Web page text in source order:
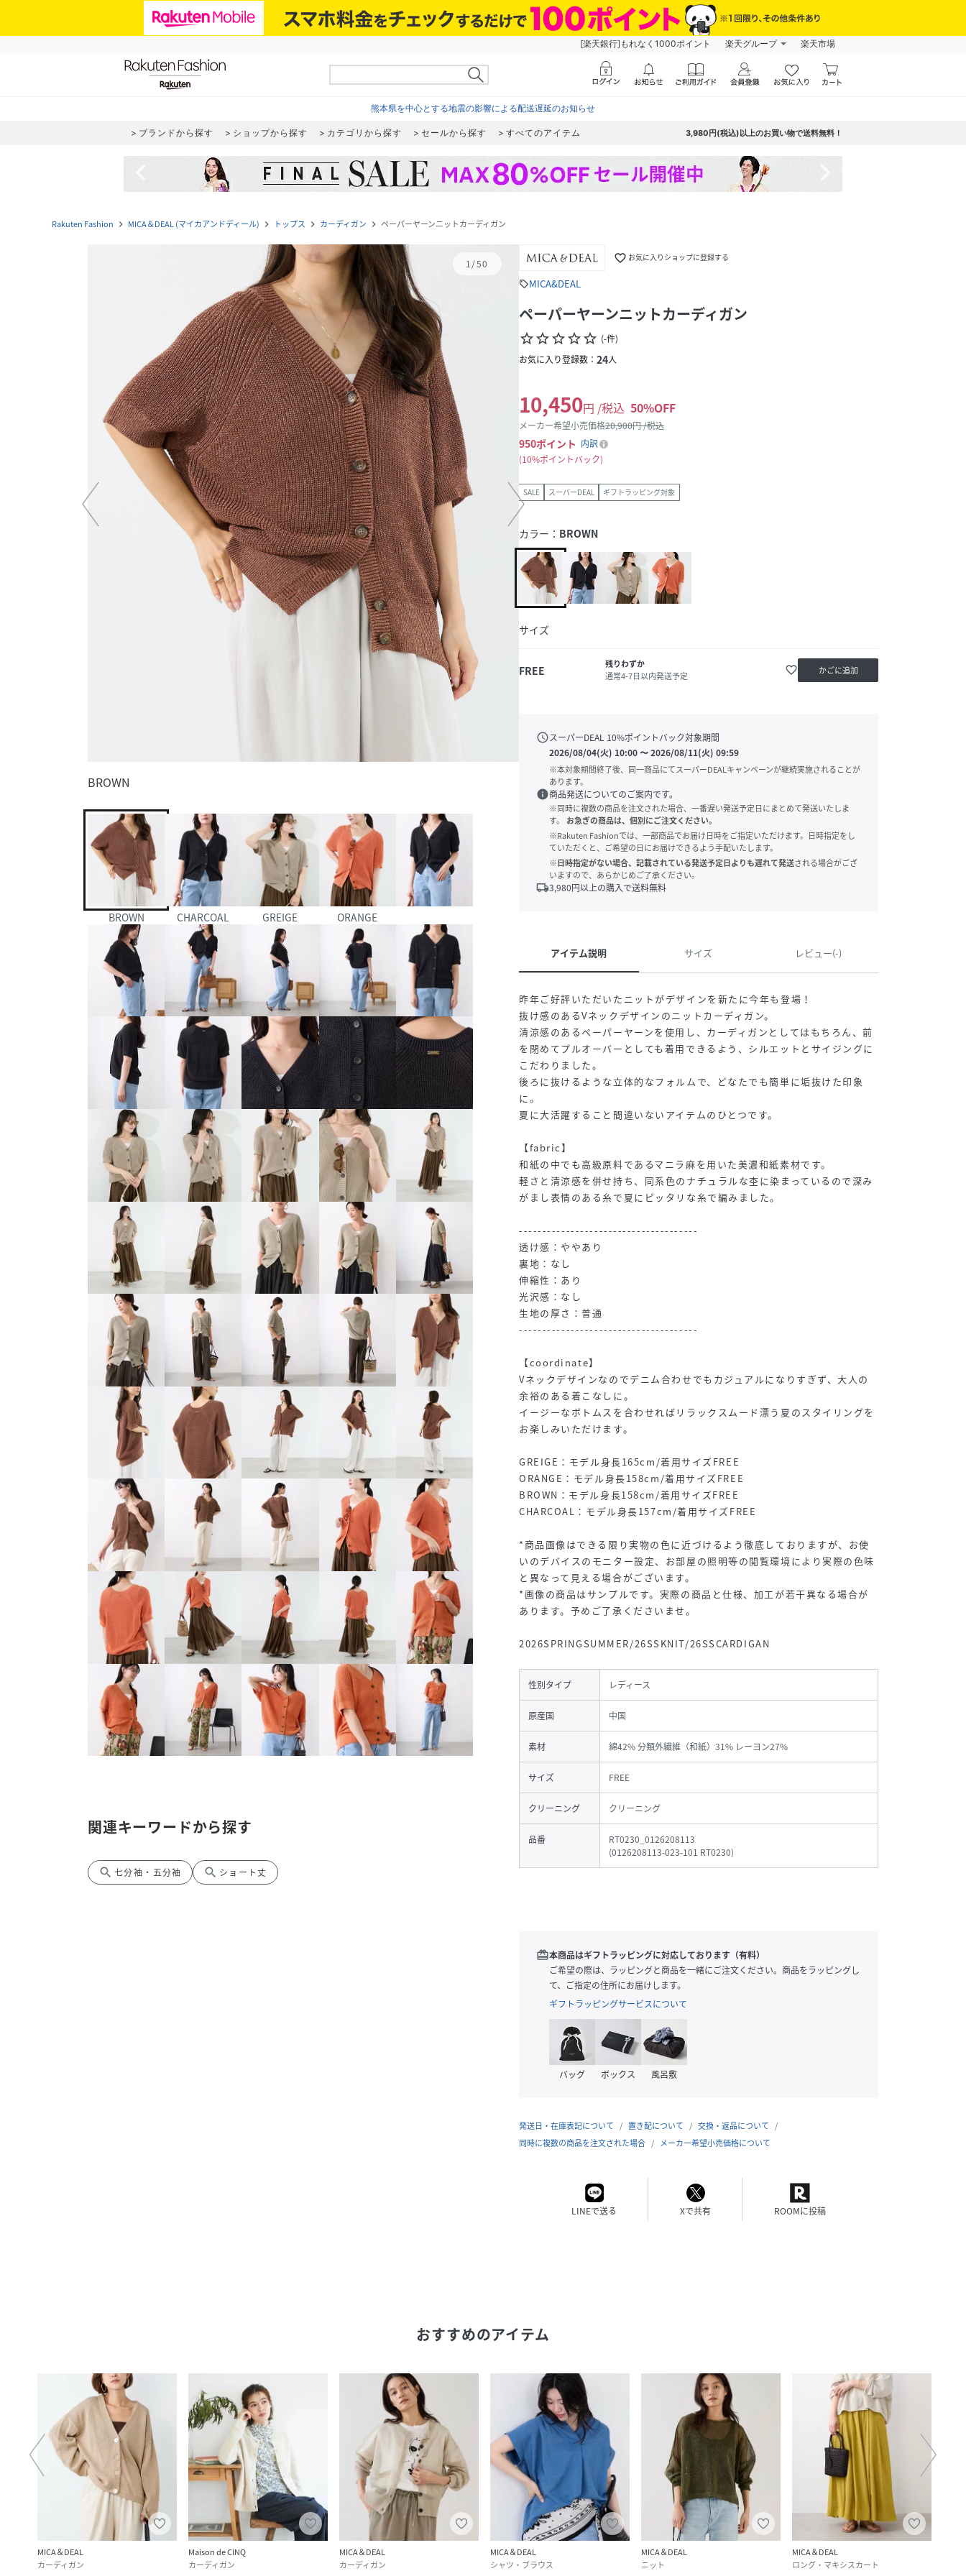
[楽天銀行]もれなく1000ポイント 楽天グループ 楽天市場
熊本県を中心とする地震の影響による配送遅延のお知らせ
ブランドから探す ショップから探す カテゴリから探す セールから探す すべてのアイテム 3,980円(税込)以上のお買い物で送料無料！
Rakuten Fashion navigate_next MICA＆DEAL (マイカアンドディール) navigate_next トップス navigate_next カーディガン navigate_next ペーパーヤーンニットカーディガン
1/50
BROWN
BROWN CHARCOAL GREIGE ORANGE
関連キーワードから探す
search 七分袖・五分袖 search ショート丈
favorite_border お気に入りショップに登録する
sellMICA&DEAL
ペーパーヤーンニットカーディガン
star_borderstar_borderstar_borderstar_borderstar_border (-件)
お気に入り登録数： 24人
10,450円 /税込 50%OFF
メーカー希望小売価格20,900円 /税込
950ポイント 内訳
10%ポイントバック
SALE スーパーDEAL ギフトラッピング対象
カラー： BROWN
サイズ
FREE
残りわずか
通常4-7日以内発送予定
favorite_border かごに追加
scheduleスーパーDEAL 10%ポイントバック対象期間
2026/08/04(火) 10:00〜2026/08/11(火) 09:59
※本対象期間終了後、同一商品にてスーパーDEALキャンペーンが継続実施されることが
あります。
info商品発送についてのご案内です。
※同時に複数の商品を注文された場合、一番遅い発送予定日にまとめて発送いたしま
す。
お急ぎの商品は、個別にご注文ください。
※Rakuten Fashionでは、一部商品でお届け日時をご指定いただけます。日時指定をし
ていただくと、ご希望の日にお届けできるよう手配いたします。
※日時指定がない場合、記載されている発送予定日よりも遅れて発送される場合がござ
いますので、あらかじめご了承ください。
local_shipping3,980円以上の購入で送料無料
アイテム説明 サイズ レビュー(-)
昨年ご好評いただいたニットがデザインを新たに今年も登場！
抜け感のあるVネックデザインのニットカーディガン。
清涼感のあるペーパーヤーンを使用し、カーディガンとしてはもちろん、前
を閉めてプルオーバーとしても着用できるよう、シルエットとサイジングに
こだわりました。
後ろに抜けるような立体的なフォルムで、どなたでも簡単に垢抜けた印象
に。
夏に大活躍すること間違いないアイテムのひとつです。
【fabric】
和紙の中でも高級原料であるマニラ麻を用いた美濃和紙素材です。
軽さと清涼感を併せ持ち、同系色のナチュラルな杢に染まっているので深み
がまし表情のある糸で夏にピッタリな糸で編みました。
--------------------------------------
透け感：ややあり
裏地：なし
伸縮性：あり
光沢感：なし
生地の厚さ：普通
--------------------------------------
【coordinate】
Vネックデザインなのでデニム合わせでもカジュアルになりすぎず、大人の
余裕のある着こなしに。
イージーなボトムスを合わせればリラックスムード漂う夏のスタイリングを
お楽しみいただけます。
GREIGE：モデル身長165cm/着用サイズFREE
ORANGE：モデル身長158cm/着用サイズFREE
BROWN：モデル身長158cm/着用サイズFREE
CHARCOAL：モデル身長157cm/着用サイズFREE
*商品画像はできる限り実物の色に近づけるよう徹底しておりますが、お使
いのデバイスのモニター設定、お部屋の照明等の閲覧環境により実際の色味
と異なって見える場合がございます。
*画像の商品はサンプルです。実際の商品と仕様、加工が若干異なる場合が
あります。予めご了承くださいませ。
2026SPRINGSUMMER/26SSKNIT/26SSCARDIGAN
性別タイプ レディース
原産国 中国
素材 綿42% 分類外繊維（和紙）31% レーヨン27%
サイズ FREE
クリーニング クリーニング
品番
RT0230_0126208113
(0126208113-023-101 RT0230)
redeem本商品はギフトラッピングに対応しております（有料）
ご希望の際は、ラッピングと商品を一緒にご注文ください。商品をラッピングし
て、ご指定の住所にお届けします。
ギフトラッピングサービスについて
バッグ ボックス 風呂敷
発送日・在庫表記について 置き配について
交換・返品について
同時に複数の商品を注文された場合
メーカー希望小売価格について
LINEで送る Xで共有 ROOMに投稿
おすすめのアイテム
MICA＆DEAL
カーディガン
Maison de CINQ
カーディガン
MICA＆DEAL
カーディガン
MICA＆DEAL
シャツ・ブラウス
MICA＆DEAL
ニット
MICA＆DEAL
ロング・マキシスカート